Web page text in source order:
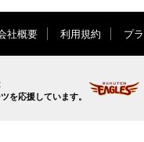
社概要 利用規約 プ
を応援しています。